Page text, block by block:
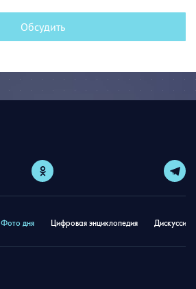
Обсудить
Фото дня Цифровая энциклопедия